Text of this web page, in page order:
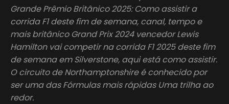
Grande Prêmio Britânico 2025: Como assistir a
corrida F1 deste fim de semana, canal, tempo e
mais britânico Grand Prix 2024 vencedor Lewis
Hamilton vai competir na corrida F1 2025 deste fim
de semana em Silverstone, aqui está como assistir.
O circuito de Northamptonshire é conhecido por
ser uma das Fórmulas mais rápidas Uma trilha ao
redor.